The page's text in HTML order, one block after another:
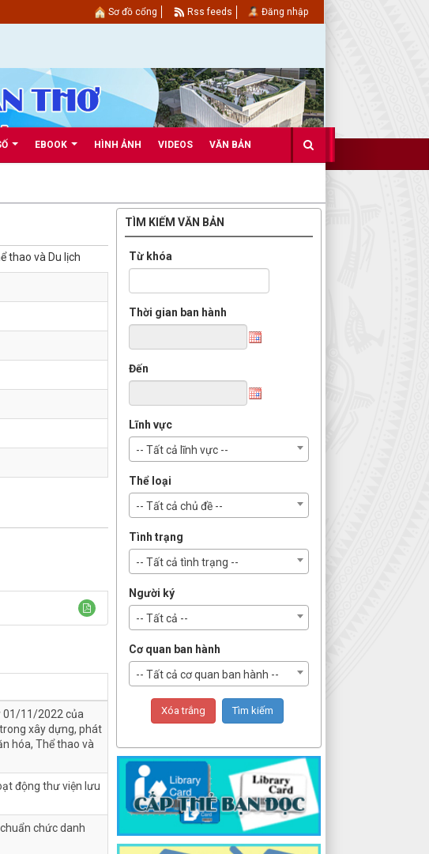
EBOOK HÌNH ẢNH VIDEOS VĂN BẢN
Sơ đồ cổng Rss feeds Đăng nhập
thao và Du lịch
01/11/2022 của
xây dựng, phát
hóa, Thể thao và
động thư viện lưu
chức danh
TÌM KIẾM VĂN BẢN
Từ khóa
Thời gian ban hành
Đến
Lĩnh vực
-- Tất cả lĩnh vực --
Thể loại
-- Tất cả chủ đề --
Tình trạng
-- Tất cả tình trạng --
Người ký
-- Tất cả --
Cơ quan ban hành
-- Tất cả cơ quan ban hành --